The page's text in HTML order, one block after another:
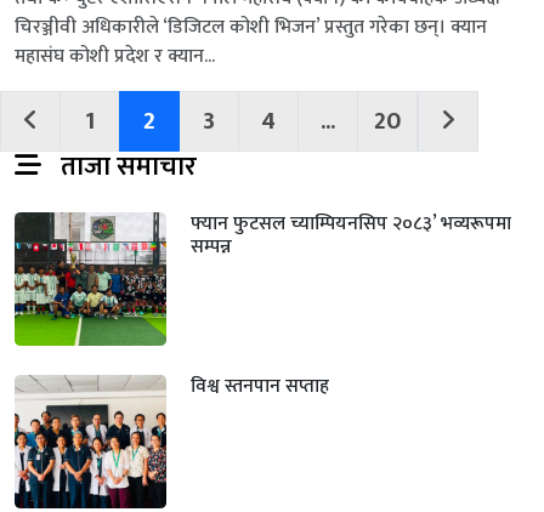
चिरञ्जीवी अधिकारीले ‘डिजिटल कोशी भिजन’ प्रस्तुत गरेका छन्। क्यान
महासंघ कोशी प्रदेश र क्यान...
1 2 3 4 ... 20
ताजा समाचार
फ्यान फुटसल च्याम्पियनसिप २०८३’ भव्यरूपमा
सम्पन्न
विश्व स्तनपान सप्ताह